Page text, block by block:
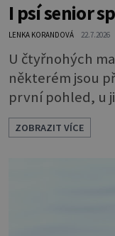
I psí senior
LENKA KORANDOVÁ 22.7.2026
U čtyřnohých
některém jsou
první pohled, u
nezaznamenáte.
psa více všímat,
signály, že něco
mu může
mohou mít v
ZOBRAZIT VÍCE